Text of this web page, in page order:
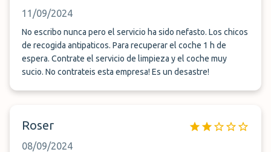
11/09/2024
No escribo nunca pero el servicio ha sido nefasto. Los chicos
de recogida antipaticos. Para recuperar el coche 1 h de
espera. Contrate el servicio de limpieza y el coche muy
sucio. No contrateis esta empresa! Es un desastre!
Roser
08/09/2024